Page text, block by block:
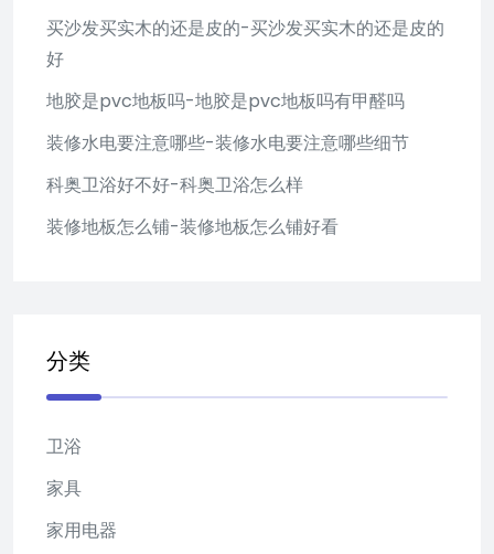
买沙发买实木的还是皮的-买沙发买实木的还是皮的
好
地胶是pvc地板吗-地胶是pvc地板吗有甲醛吗
装修水电要注意哪些-装修水电要注意哪些细节
科奥卫浴好不好-科奥卫浴怎么样
装修地板怎么铺-装修地板怎么铺好看
分类
卫浴
家具
家用电器